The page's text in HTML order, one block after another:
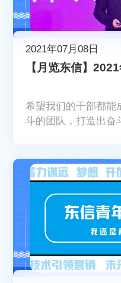
2021年07月08日
【月览东信】
希望我们的干部都能
斗的团队，打造出奋